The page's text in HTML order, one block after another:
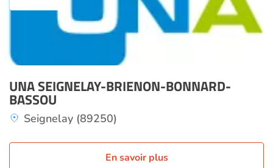
UNA SEIGNELAY-BRIENON-BONNARD-
BASSOU
Seignelay (89250)
En savoir plus